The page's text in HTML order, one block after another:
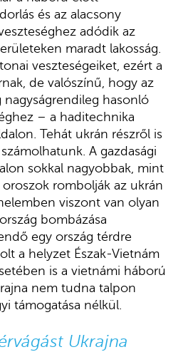
és az alacsony
adódik az
maradt lakosság.
veszteségeiket, ezért a
de valószínű, hogy az
hasonló
– a haditechnika
Tehát ukrán részről is
A gazdasági
sokkal nagyobbak, mint
rombolják az ukrán
viszont van olyan
bombázása
egy ország térdre
a helyzet Észak-Vietnám
is a vietnámi háború
nem tudna talpon
támogatása nélkül.
Ukrajna